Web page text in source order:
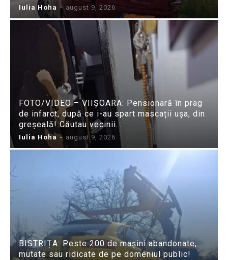
Iulia Hoha - august 9, 2026
FOTO/VIDEO – VIIȘOARA: Pensionară în prag
de infarct, după ce i-au spart mascații ușa, din
greșeală! Căutau vecinii…
Iulia Hoha - august 9, 2026
BISTRIȚA: Peste 200 de mașini abandonate,
mutate sau ridicate de pe domeniul public!